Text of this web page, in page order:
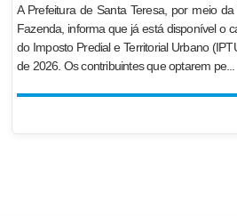
A Prefeitura de Santa Teresa, por meio
Fazenda, informa que já está disponível o
do Imposto Predial e Territorial Urbano
de 2026. Os contribuintes que optarem pe...